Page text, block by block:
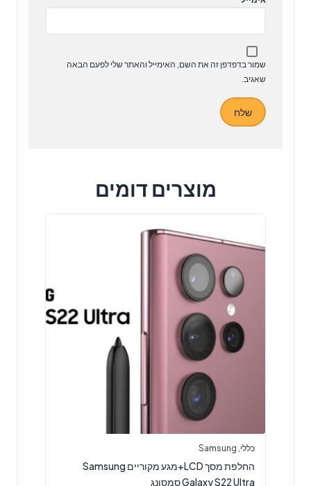
שמור בדפדפן זה את השם, האימייל והאתר שלי לפעם הבאה
שאגיב.
מוצרים דומים
כללי Samsung
החלפת מסך LCD+מגע מקוריים Samsung
Galaxy S22 Ultra סמסונג